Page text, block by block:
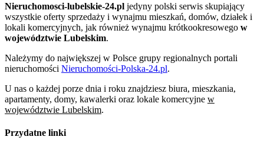
Nieruchomosci-lubelskie-24.pl jedyny polski serwis skupiający
wszystkie oferty sprzedaży i wynajmu mieszkań, domów, działek i
lokali komercyjnych, jak również wynajmu krótkookresowego w
województwie Lubelskim.
Należymy do największej w Polsce grupy regionalnych portali
nieruchomości Nieruchomości-Polska-24.pl.
U nas o każdej porze dnia i roku znajdziesz biura, mieszkania,
apartamenty, domy, kawalerki oraz lokale komercyjne w
województwie Lubelskim.
Przydatne linki